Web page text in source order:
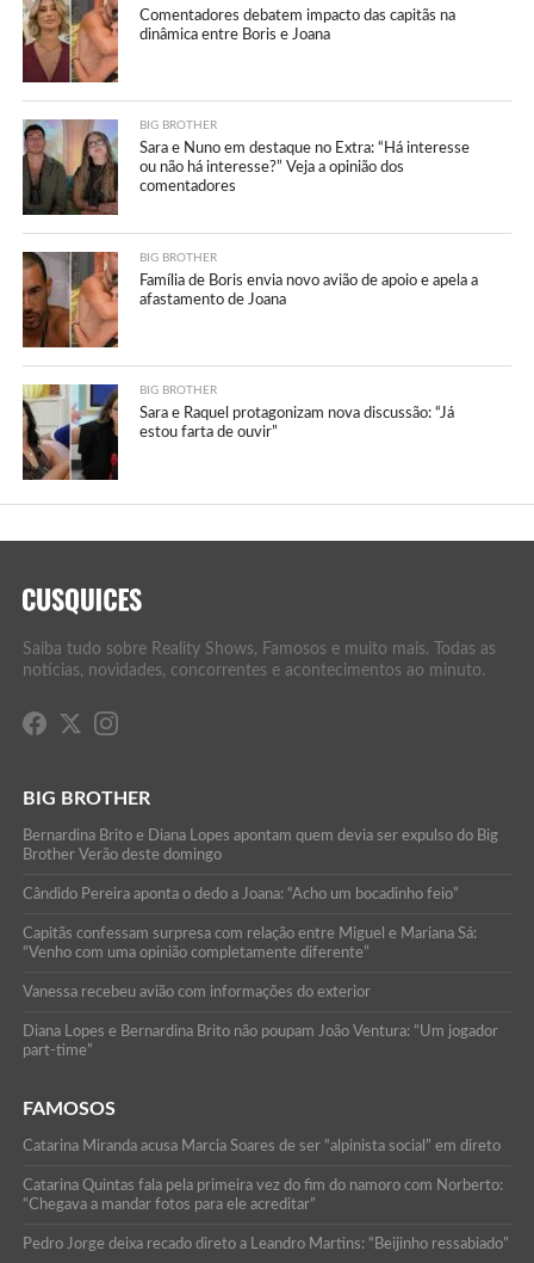
Comentadores debatem impacto das capitãs na
dinâmica entre Boris e Joana
BIG BROTHER
Sara e Nuno em destaque no Extra: “Há interesse
ou não há interesse?” Veja a opinião dos
comentadores
BIG BROTHER
Família de Boris envia novo avião de apoio e apela a
afastamento de Joana
BIG BROTHER
Sara e Raquel protagonizam nova discussão: “Já
estou farta de ouvir”
Saiba tudo sobre Reality Shows, Famosos e muito mais. Todas as
notícias, novidades, concorrentes e acontecimentos ao minuto.
BIG BROTHER
Bernardina Brito e Diana Lopes apontam quem devia ser expulso do Big
Brother Verão deste domingo
Cândido Pereira aponta o dedo a Joana: “Acho um bocadinho feio”
Capitãs confessam surpresa com relação entre Miguel e Mariana Sá:
“Venho com uma opinião completamente diferente”
Vanessa recebeu avião com informações do exterior
Diana Lopes e Bernardina Brito não poupam João Ventura: “Um jogador
part-time”
FAMOSOS
Catarina Miranda acusa Marcia Soares de ser “alpinista social” em direto
Catarina Quintas fala pela primeira vez do fim do namoro com Norberto:
“Chegava a mandar fotos para ele acreditar”
Pedro Jorge deixa recado direto a Leandro Martins: “Beijinho ressabiado”